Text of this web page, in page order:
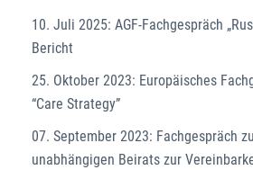
10. Juli 2025: AGF-Fachgespräch
Bericht
25. Oktober 2023: Europäisches
“Care Strategy”
07. September 2023: Fachgespräch
unabhängigen Beirats zur